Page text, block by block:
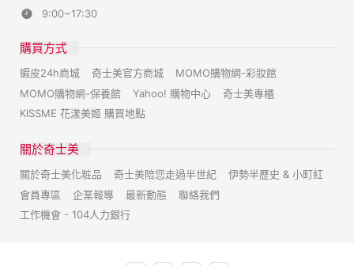
9:00~17:30
購買方式
蝦皮24h商城 奇士美官方商城
MOMO購物網-彩妝館
MOMO購物網-保養館
Yahoo! 購物中心
奇士美專櫃
KISSME 花漾美姬 購買地點
關於奇士美
關於奇士美化粧品 奇士美陪您走過半世紀
伊勢半歷史 & 小町紅
會員專區
企業報導 最新動態
聯絡我們
工作機會 - 104人力銀行